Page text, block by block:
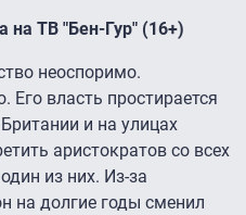
на ТВ "Бен-Гур" (16+)
неоспоримо.
Его власть простирается
и на улицах
аристократов со всех
из них. Из-за
на долгие годы сменил